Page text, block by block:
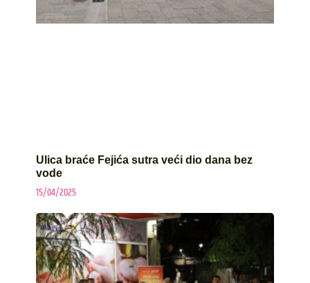
Ulica braće Fejića sutra veći dio dana bez
vode
15/04/2025